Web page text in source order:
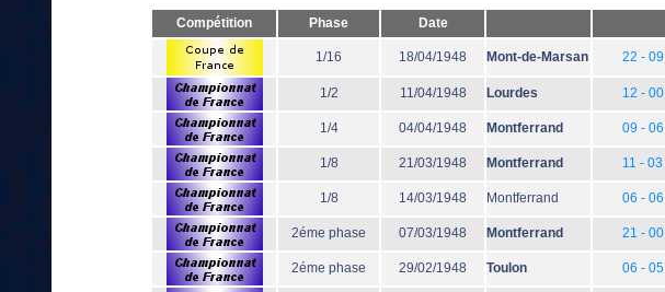
Compétition Phase Date
1/16 18/04/1948 Mont-de-Marsan 22 - 09
1/2 11/04/1948 Lourdes 12 - 00
1/4 04/04/1948 Montferrand 09 - 06
1/8 21/03/1948 Montferrand 11 - 03
1/8 14/03/1948 Montferrand 06 - 06
2éme phase 07/03/1948 Montferrand 21 - 00
2éme phase 29/02/1948 Toulon 06 - 05